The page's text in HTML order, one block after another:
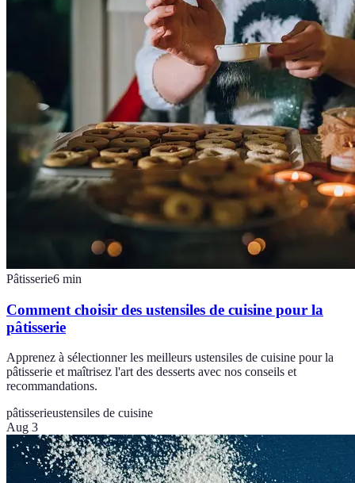
Pâtisserie6 min
Comment choisir des ustensiles de cuisine pour la
pâtisserie
Apprenez à sélectionner les meilleurs ustensiles de cuisine pour la
pâtisserie et maîtrisez l'art des desserts avec nos conseils et
recommandations.
pâtisserieustensiles de cuisine
Aug 3